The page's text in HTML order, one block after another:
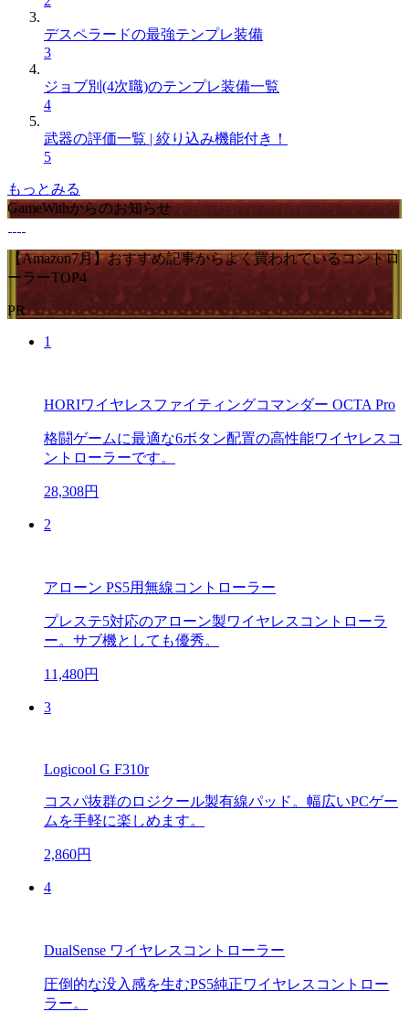
デスペラードの最強テンプレ装備
3
ジョブ別(4次職)のテンプレ装備一覧
4
武器の評価一覧 | 絞り込み機能付き！
5
もっとみる
GameWithからのお知らせ
【Amazon7月】おすすめ記事からよく買われているコントロ
ーラーTOP4
PR
1
HORIワイヤレスファイティングコマンダー OCTA Pro
格闘ゲームに最適な6ボタン配置の高性能ワイヤレスコ
ントローラーです。
28,308円
2
アローン PS5用無線コントローラー
プレステ5対応のアローン製ワイヤレスコントローラ
ー。サブ機としても優秀。
11,480円
3
Logicool G F310r
コスパ抜群のロジクール製有線パッド。幅広いPCゲー
ムを手軽に楽しめます。
2,860円
4
DualSense ワイヤレスコントローラー
圧倒的な没入感を生むPS5純正ワイヤレスコントロー
ラー。